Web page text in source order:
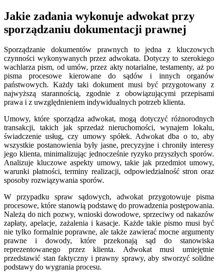
Jakie zadania wykonuje adwokat przy
sporządzaniu dokumentacji prawnej
Sporządzanie dokumentów prawnych to jedna z kluczowych
czynności wykonywanych przez adwokata. Dotyczy to szerokiego
wachlarza pism, od umów, przez akty notarialne, testamenty, aż po
pisma procesowe kierowane do sądów i innych organów
państwowych. Każdy taki dokument musi być przygotowany z
najwyższą starannością, zgodnie z obowiązującymi przepisami
prawa i z uwzględnieniem indywidualnych potrzeb klienta.
Umowy, które sporządza adwokat, mogą dotyczyć różnorodnych
transakcji, takich jak sprzedaż nieruchomości, wynajem lokalu,
świadczenie usług, czy umowy spółek. Adwokat dba o to, aby
wszystkie postanowienia były jasne, precyzyjne i chroniły interesy
jego klienta, minimalizując jednocześnie ryzyko przyszłych sporów.
Analizuje kluczowe aspekty umowy, takie jak przedmiot umowy,
warunki płatności, terminy realizacji, odpowiedzialność stron oraz
sposoby rozwiązywania sporów.
W przypadku spraw sądowych, adwokat przygotowuje pisma
procesowe, które stanowią podstawę do prowadzenia postępowania.
Należą do nich pozwy, wnioski dowodowe, sprzeciwy od nakazów
zapłaty, apelacje, zażalenia i kasacje. Każde takie pismo musi być
nie tylko formalnie poprawne, ale także zawierać mocne argumenty
prawne i dowody, które przekonają sąd do stanowiska
reprezentowanego przez klienta. Adwokat musi umiejętnie
przedstawić stan faktyczny i prawny sprawy, aby stworzyć solidne
podstawy do wygrania procesu.